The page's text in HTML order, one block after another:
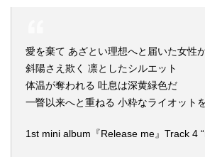
愛を棄て あざとい理想へと届いた女性
斜陽さえ欺く 凛としたシルエット
体温が奪われる 吐息は深黄緑色だ
一瞥以来へと重ねる 小粋なライオット
1st mini album『Release me』Track 4